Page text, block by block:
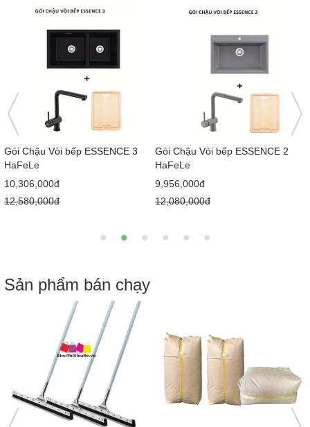
Gói Chậu Vòi bếp ESSENCE 3
HaFeLe
10,306,000đ
12,580,000đ
Gói Chậu Vòi bếp ESSENCE 2
HaFeLe
9,956,000đ
12,080,000đ
Sản phẩm bán chạy